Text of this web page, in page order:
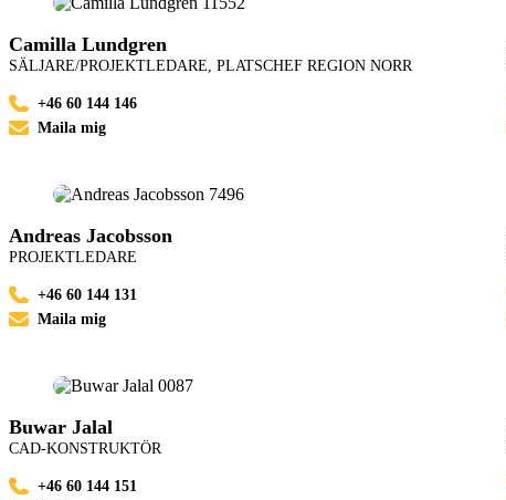
Camilla Lundgren
SÄLJARE/PROJEKTLEDARE, PLATSCHEF REGION NORR
+46 60 144 146
Maila mig
Andreas Jacobsson
PROJEKTLEDARE
+46 60 144 131
Maila mig
Buwar Jalal
CAD-KONSTRUKTÖR
+46 60 144 151